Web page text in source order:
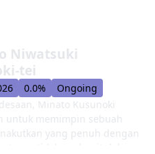
Niwatsuki
tei
0.0%
Ongoing
Minato Kusunoki
untuk memimpin sebuah
yang penuh dengan